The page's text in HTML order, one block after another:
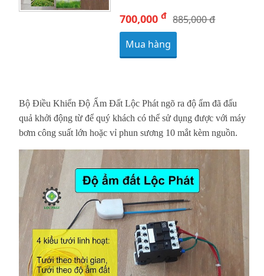
700,000đ 885,000 đ
Mua hàng
Bộ Điều Khiển Độ Ẩm Đất Lộc Phát ngõ ra độ ẩm đã đấu
quả khởi động từ để quý khách có thể sử dụng được với máy
bơm công suất lớn hoặc vỉ phun sương 10 mắt kèm nguồn.